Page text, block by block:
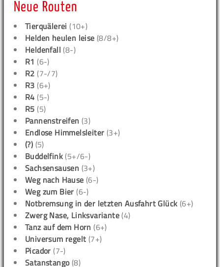
Neue Routen
Tierquälerei (10+)
Helden heulen leise (8/8+)
Heldenfall (8-)
R1 (6-)
R2 (7-/7)
R3 (6+)
R4 (5-)
R5 (5)
Pannenstreifen (3)
Endlose Himmelsleiter (3+)
(?) (5)
Buddelfink (5+/6-)
Sachsensausen (3+)
Weg nach Hause (6-)
Weg zum Bier (6-)
Notbremsung in der letzten Ausfahrt Glück (6+)
Zwerg Nase, Linksvariante (4)
Tanz auf dem Horn (6+)
Universum regelt (7+)
Picador (7-)
Satanstango(8)